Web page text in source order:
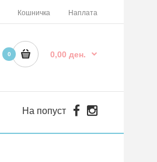
Кошничка Наплата
0 0,00 ден.
На попуст